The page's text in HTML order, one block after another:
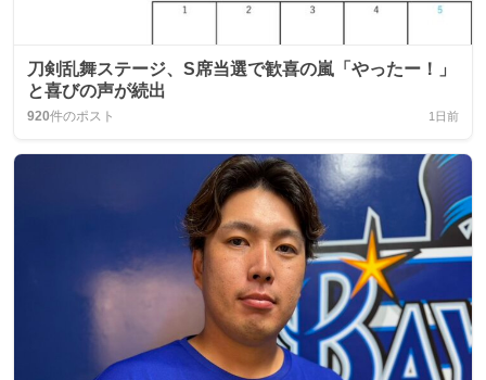
刀剣乱舞ステージ、S席当選で歓喜の嵐「やったー！」
と喜びの声が続出
920件のポスト 1日前